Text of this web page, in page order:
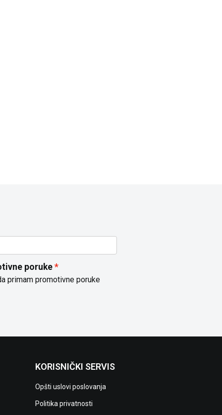
poruke
primam promotivne poruke
KORISNIČKI SERVIS
Opšti uslovi poslovanja
Politika privatnosti